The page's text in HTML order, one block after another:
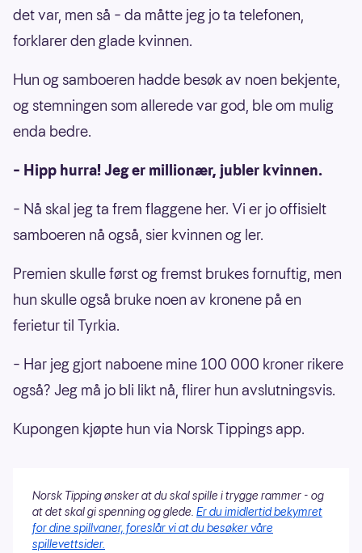
det var, men så – da måtte jeg jo ta telefonen,
forklarer den glade kvinnen.
Hun og samboeren hadde besøk av noen bekjente,
og stemningen som allerede var god, ble om mulig
enda bedre.
– Hipp hurra! Jeg er millionær, jubler kvinnen.
– Nå skal jeg ta frem flaggene her. Vi er jo offisielt
samboeren nå også, sier kvinnen og ler.
Premien skulle først og fremst brukes fornuftig, men
hun skulle også bruke noen av kronene på en
ferietur til Tyrkia.
– Har jeg gjort naboene mine 100 000 kroner rikere
også? Jeg må jo bli likt nå, flirer hun avslutningsvis.
Kupongen kjøpte hun via Norsk Tippings app.
Norsk Tipping ønsker at du skal spille i trygge rammer - og
at det skal gi spenning og glede. Er du imidlertid bekymret
for dine spillvaner, foreslår vi at du besøker våre
spillevettsider.